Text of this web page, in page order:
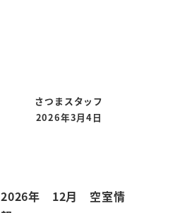
さつまスタッフ
投稿日
2026年3月4日
2026年 12月 空室情